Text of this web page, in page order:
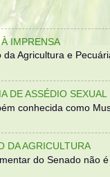
IMPRENSA
Agricultura e
DE ASSÉDIO
conhecida como
DA AGRICULTURA
do Senado não